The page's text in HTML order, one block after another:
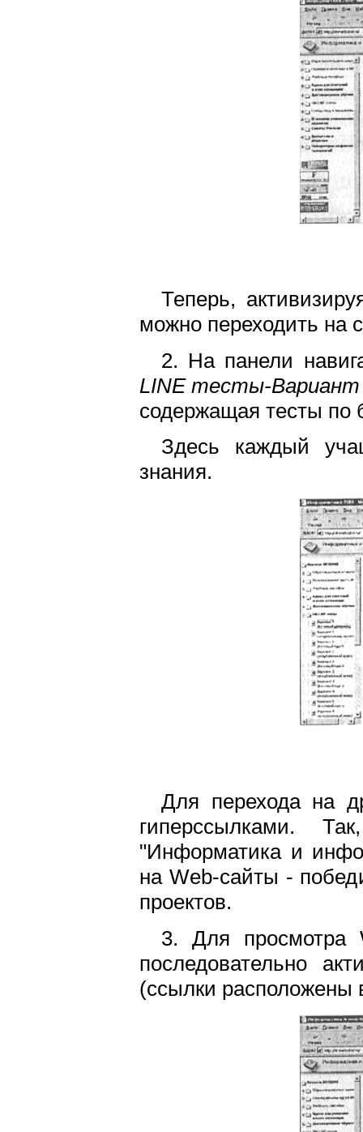
Теперь,
можно переходить на
2. На панели
LINE тесты-Вариант
содержащая тесты по
Здесь каждый
знания.
Для перехода на
гиперссылками.
"Информатика и
на Web-сайты -
проектов.
3. Для просмотра
последовательно
(ссылки расположены